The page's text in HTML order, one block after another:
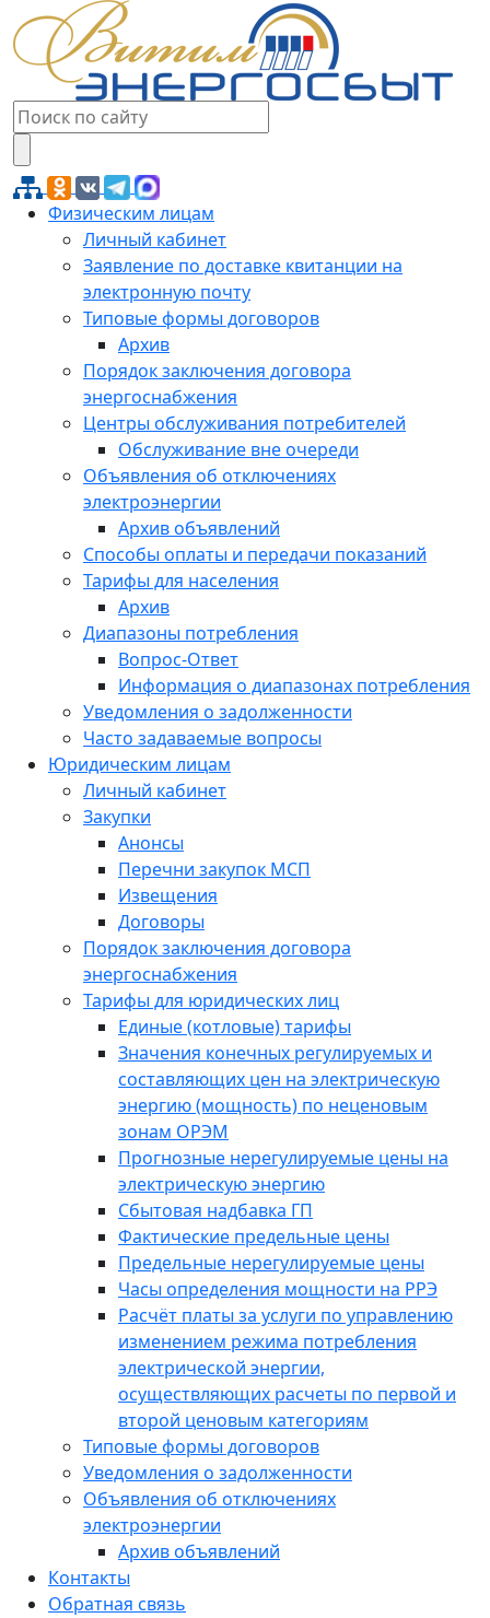
Физическим лицам
Личный кабинет
Заявление по доставке квитанции на
электронную почту
Типовые формы договоров
Архив
Порядок заключения договора
энергоснабжения
Центры обслуживания потребителей
Обслуживание вне очереди
Объявления об отключениях
электроэнергии
Архив объявлений
Способы оплаты и передачи показаний
Тарифы для населения
Архив
Диапазоны потребления
Вопрос-Ответ
Информация о диапазонах потребления
Уведомления о задолженности
Часто задаваемые вопросы
Юридическим лицам
Личный кабинет
Закупки
Анонсы
Перечни закупок МСП
Извещения
Договоры
Порядок заключения договора
энергоснабжения
Тарифы для юридических лиц
Единые (котловые) тарифы
Значения конечных регулируемых и
составляющих цен на электрическую
энергию (мощность) по неценовым
зонам ОРЭМ
Прогнозные нерегулируемые цены на
электрическую энергию
Сбытовая надбавка ГП
Фактические предельные цены
Предельные нерегулируемые цены
Часы определения мощности на РРЭ
Расчёт платы за услуги по управлению
изменением режима потребления
электрической энергии,
осуществляющих расчеты по первой и
второй ценовым категориям
Типовые формы договоров
Уведомления о задолженности
Объявления об отключениях
электроэнергии
Архив объявлений
Контакты
Обратная связь